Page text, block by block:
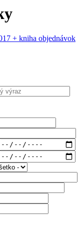
+ kniha objednávok